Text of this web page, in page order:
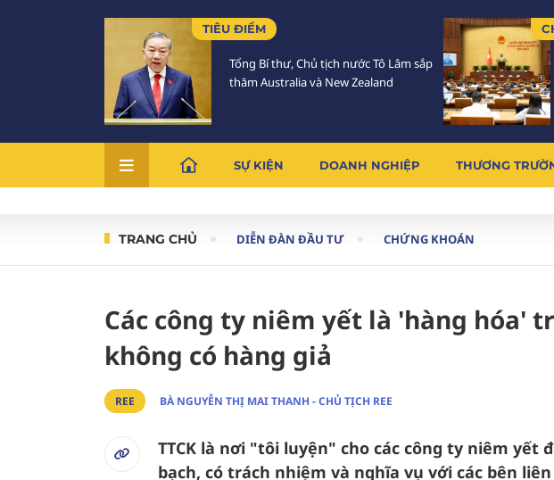
TIÊU ĐIỂM
Tổng Bí thư, Chủ tịch nước Tô Lâm sắp
thăm Australia và New Zealand
SỰ KIỆN DOANH NGHIỆP THƯƠNG
TRANG CHỦ DIỄN ĐÀN ĐẦU TƯ CHỨNG KHOÁN
Các công ty niêm yết là 'hàng hóa'
không có hàng giả
REE BÀ NGUYỄN THỊ MAI THANH - CHỦ TỊCH REE
TTCK là nơi "tôi luyện" cho các công ty niêm yết
bạch, có trách nhiệm và nghĩa vụ với các bên